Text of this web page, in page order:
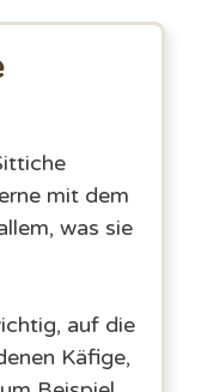
mit dem
was sie
auf die
Käfige,